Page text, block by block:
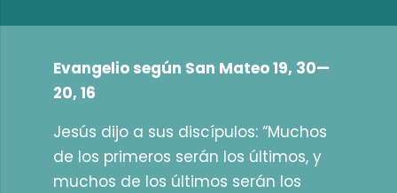
Evangelio según San Mateo 19, 30—
20, 16
Jesús dijo a sus discípulos: “Muchos
de los primeros serán los últimos, y
muchos de los últimos serán los